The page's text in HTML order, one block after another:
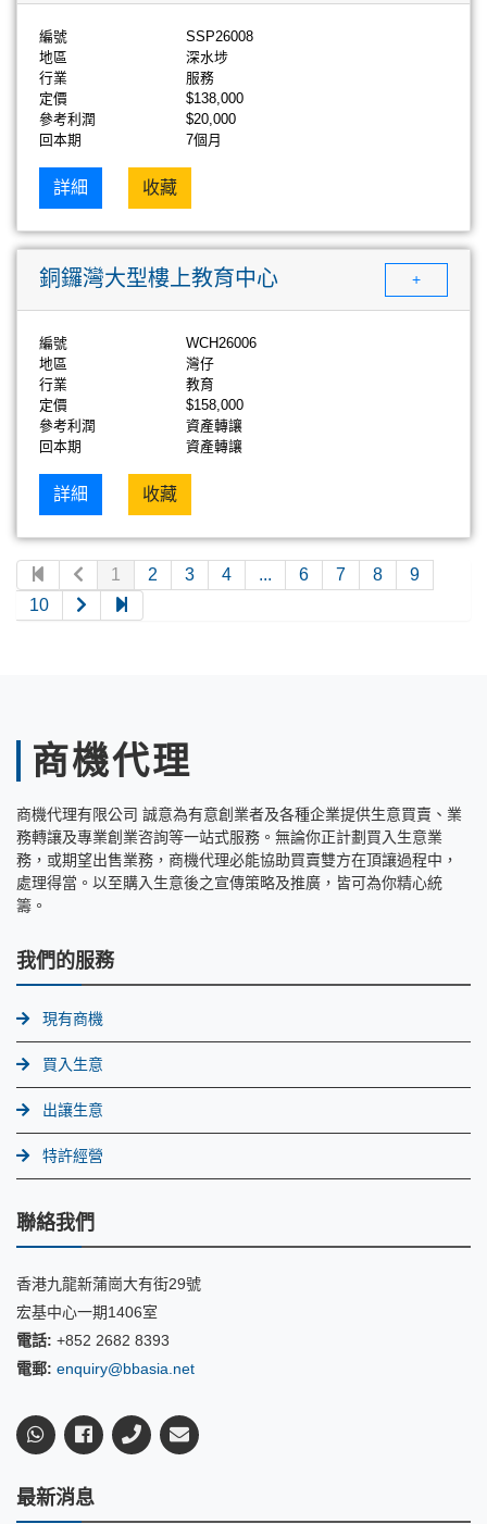
編號
SSP26008
地區
深水埗
行業
服務
定價
$138,000
參考利潤
$20,000
回本期
7個月
詳細 收藏
銅鑼灣大型樓上教育中心 +
編號
WCH26006
地區
灣仔
行業
教育
定價
$158,000
參考利潤
資產轉讓
回本期
資產轉讓
詳細 收藏
1 2 3 4 ... 6 7 8
9
10
商機代理
商機代理有限公司 誠意為有意創業者及各種企業提供生意買賣、業
務轉讓及專業創業咨詢等一站式服務。無論你正計劃買入生意業
務，或期望出售業務，商機代理必能協助買賣雙方在頂讓過程中，
處理得當。以至購入生意後之宣傳策略及推廣，皆可為你精心統
籌。
我們的服務
現有商機
買入生意
出讓生意
特許經營
聯絡我們
香港九龍新蒲崗大有街29號
宏基中心一期1406室
電話: +852 2682 8393
電郵: enquiry@bbasia.net
最新消息